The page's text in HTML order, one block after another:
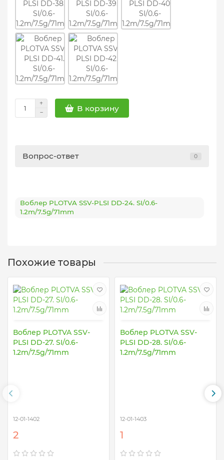
В корзину
Вопрос-ответ 0
Воблер PLOTVA SSV-PLSI DD-24. SI/0.6-
1.2m/7.5g/71mm
Похожие товары
Воблер PLOTVA SSV-
PLSI DD-27. SI/0.6-
1.2m/7.5g/71mm
12-01-1402
2
Воблер PLOTVA SSV-
PLSI DD-28. SI/0.6-
1.2m/7.5g/71mm
12-01-1403
1